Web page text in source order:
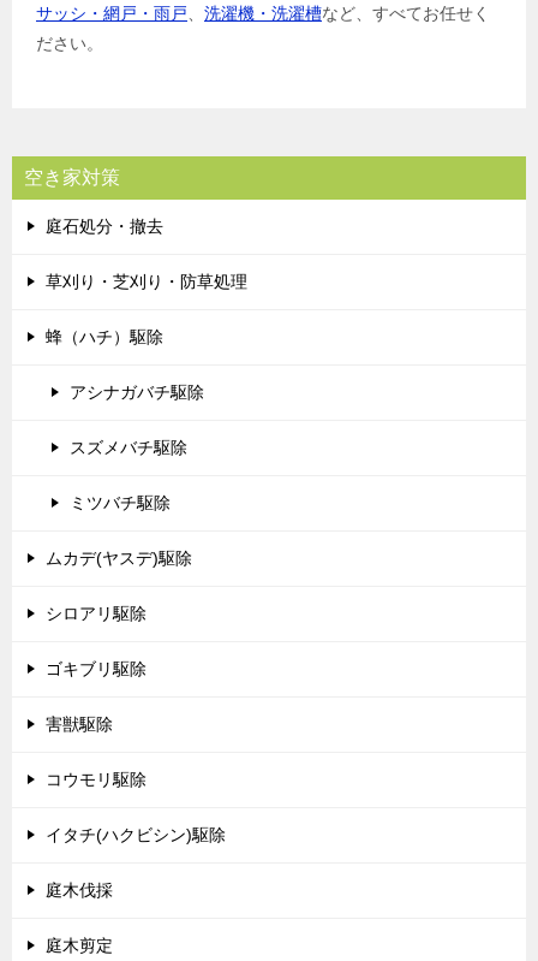
サッシ・網戸・雨戸
洗濯機・洗濯槽など、すべてお任せく
ださい。
空き家対策
庭石処分・撤去
草刈り・芝刈り・防草処理
蜂（ハチ）駆除
アシナガバチ駆除
スズメバチ駆除
ミツバチ駆除
ムカデ(ヤスデ)駆除
シロアリ駆除
ゴキブリ駆除
害獣駆除
コウモリ駆除
イタチ(ハクビシン)駆除
庭木伐採
庭木剪定